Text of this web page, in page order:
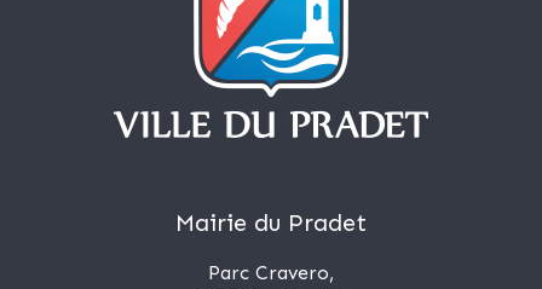
Mairie du Pradet
Parc Cravero,